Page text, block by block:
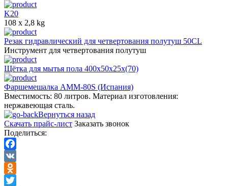
K20
108 x 2,8 kg
Резак гидравлический для четвертования полутуш 50CL
Инструмент для четвертования полутуш
Щётка для мытья пола 400х50х25х(70)
Фаршемешалка AMM-80S (Испания)
Вместимость: 80 литров. Материал изготовления:
нержавеющая сталь.
Вернуться назад
Скачать прайс-лист Заказать звонок
Поделиться:
Facebook
VK
Odnoklassniki